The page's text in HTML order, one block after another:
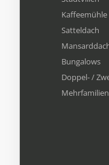
Kaffeemühle
Satteldach
Bungalows
Doppel- /